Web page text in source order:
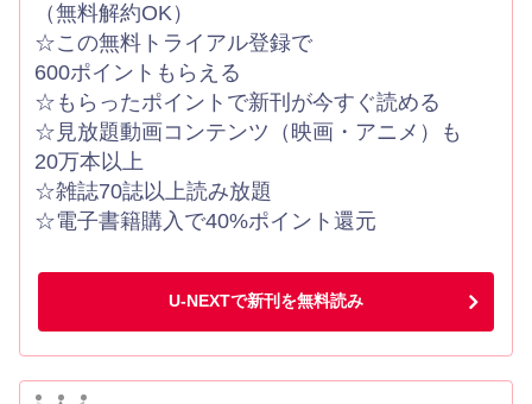
（無料解約OK）
☆この無料トライアル登録で
600ポイントもらえる
☆もらったポイントで新刊が今すぐ読める
☆見放題動画コンテンツ（映画・アニメ）も
20万本以上
☆雑誌70誌以上読み放題
☆電子書籍購入で40%ポイント還元
U-NEXTで新刊を無料読み